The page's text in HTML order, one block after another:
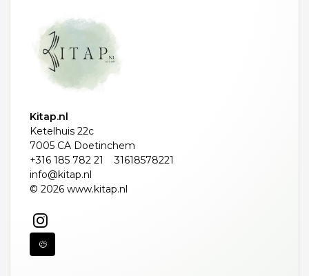
Kitap.nl
Ketelhuis 22c
7005 CA Doetinchem
+316 185 782 21
31618578221
info@kitap.nl
© 2026 www.kitap.nl